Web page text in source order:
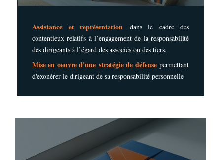
Assistance et représentation dans le cadre des
contentieux relatifs à l’engagement de la responsabilité
des dirigeants à l’égard des associés ou des tiers,
Mise en oeuvre d'une stratégie de défensepermettant
d'exonérer le dirigeant de sa responsabilité personnelle